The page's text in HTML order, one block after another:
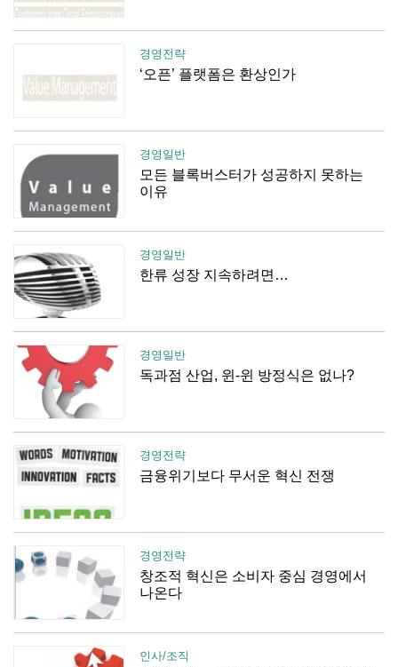
경영전략
‘오픈’ 플랫폼은 환상인가
경영일반
모든 블록버스터가 성공하지 못하는
이유
경영일반
한류 성장 지속하려면…
경영일반
독과점 산업, 윈-윈 방정식은 없나?
경영전략
금융위기보다 무서운 혁신 전쟁
경영전략
창조적 혁신은 소비자 중심 경영에서
나온다
인사/조직